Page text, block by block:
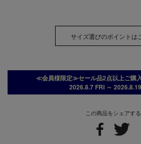
この商品をシェアする
サイズ選びのポイントは
≪会員様限定≫セール品2点以上ご購
2026.8.7 FRI ～